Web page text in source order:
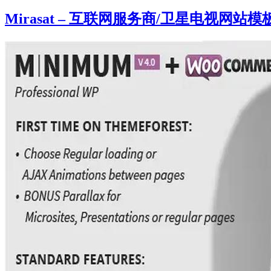
Mirasat – 互联网服务商/卫星电视网站模